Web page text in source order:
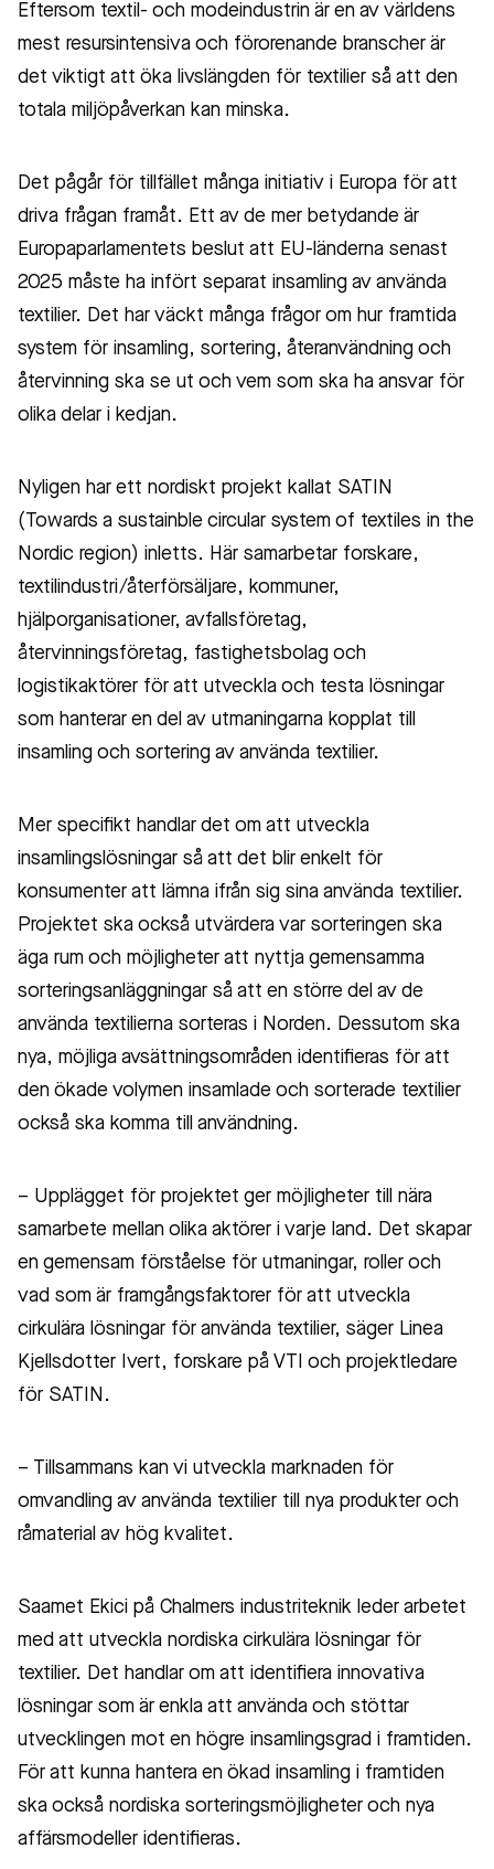
Eftersom textil- och modeindustrin är en av världens
mest resursintensiva och förorenande branscher är
det viktigt att öka livslängden för textilier så att den
totala miljöpåverkan kan minska.
Det pågår för tillfället många initiativ i Europa för att
driva frågan framåt. Ett av de mer betydande är
Europaparlamentets beslut att EU-länderna senast
2025 måste ha infört separat insamling av använda
textilier. Det har väckt många frågor om hur framtida
system för insamling, sortering, återanvändning och
återvinning ska se ut och vem som ska ha ansvar för
olika delar i kedjan.
Nyligen har ett nordiskt projekt kallat SATIN
(Towards a sustainble circular system of textiles in the
Nordic region) inletts. Här samarbetar forskare,
textilindustri/återförsäljare, kommuner,
hjälporganisationer, avfallsföretag,
återvinningsföretag, fastighetsbolag och
logistikaktörer för att utveckla och testa lösningar
som hanterar en del av utmaningarna kopplat till
insamling och sortering av använda textilier.
Mer specifikt handlar det om att utveckla
insamlingslösningar så att det blir enkelt för
konsumenter att lämna ifrån sig sina använda textilier.
Projektet ska också utvärdera var sorteringen ska
äga rum och möjligheter att nyttja gemensamma
sorteringsanläggningar så att en större del av de
använda textilierna sorteras i Norden. Dessutom ska
nya, möjliga avsättningsområden identifieras för att
den ökade volymen insamlade och sorterade textilier
också ska komma till användning.
– Upplägget för projektet ger möjligheter till nära
samarbete mellan olika aktörer i varje land. Det skapar
en gemensam förståelse för utmaningar, roller och
vad som är framgångsfaktorer för att utveckla
cirkulära lösningar för använda textilier, säger Linea
Kjellsdotter Ivert, forskare på VTI och projektledare
för SATIN.
– Tillsammans kan vi utveckla marknaden för
omvandling av använda textilier till nya produkter och
råmaterial av hög kvalitet.
Saamet Ekici på Chalmers industriteknik leder arbetet
med att utveckla nordiska cirkulära lösningar för
textilier. Det handlar om att identifiera innovativa
lösningar som är enkla att använda och stöttar
utvecklingen mot en högre insamlingsgrad i framtiden.
För att kunna hantera en ökad insamling i framtiden
ska också nordiska sorteringsmöjligheter och nya
affärsmodeller identifieras.